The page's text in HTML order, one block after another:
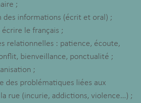
;
des informations (écrit et oral) ;
le français ;
relationnelles : patience, écoute,
bienveillance, ponctualité ;
;
des problématiques liées aux
rue (incurie, addictions, violence…) ;